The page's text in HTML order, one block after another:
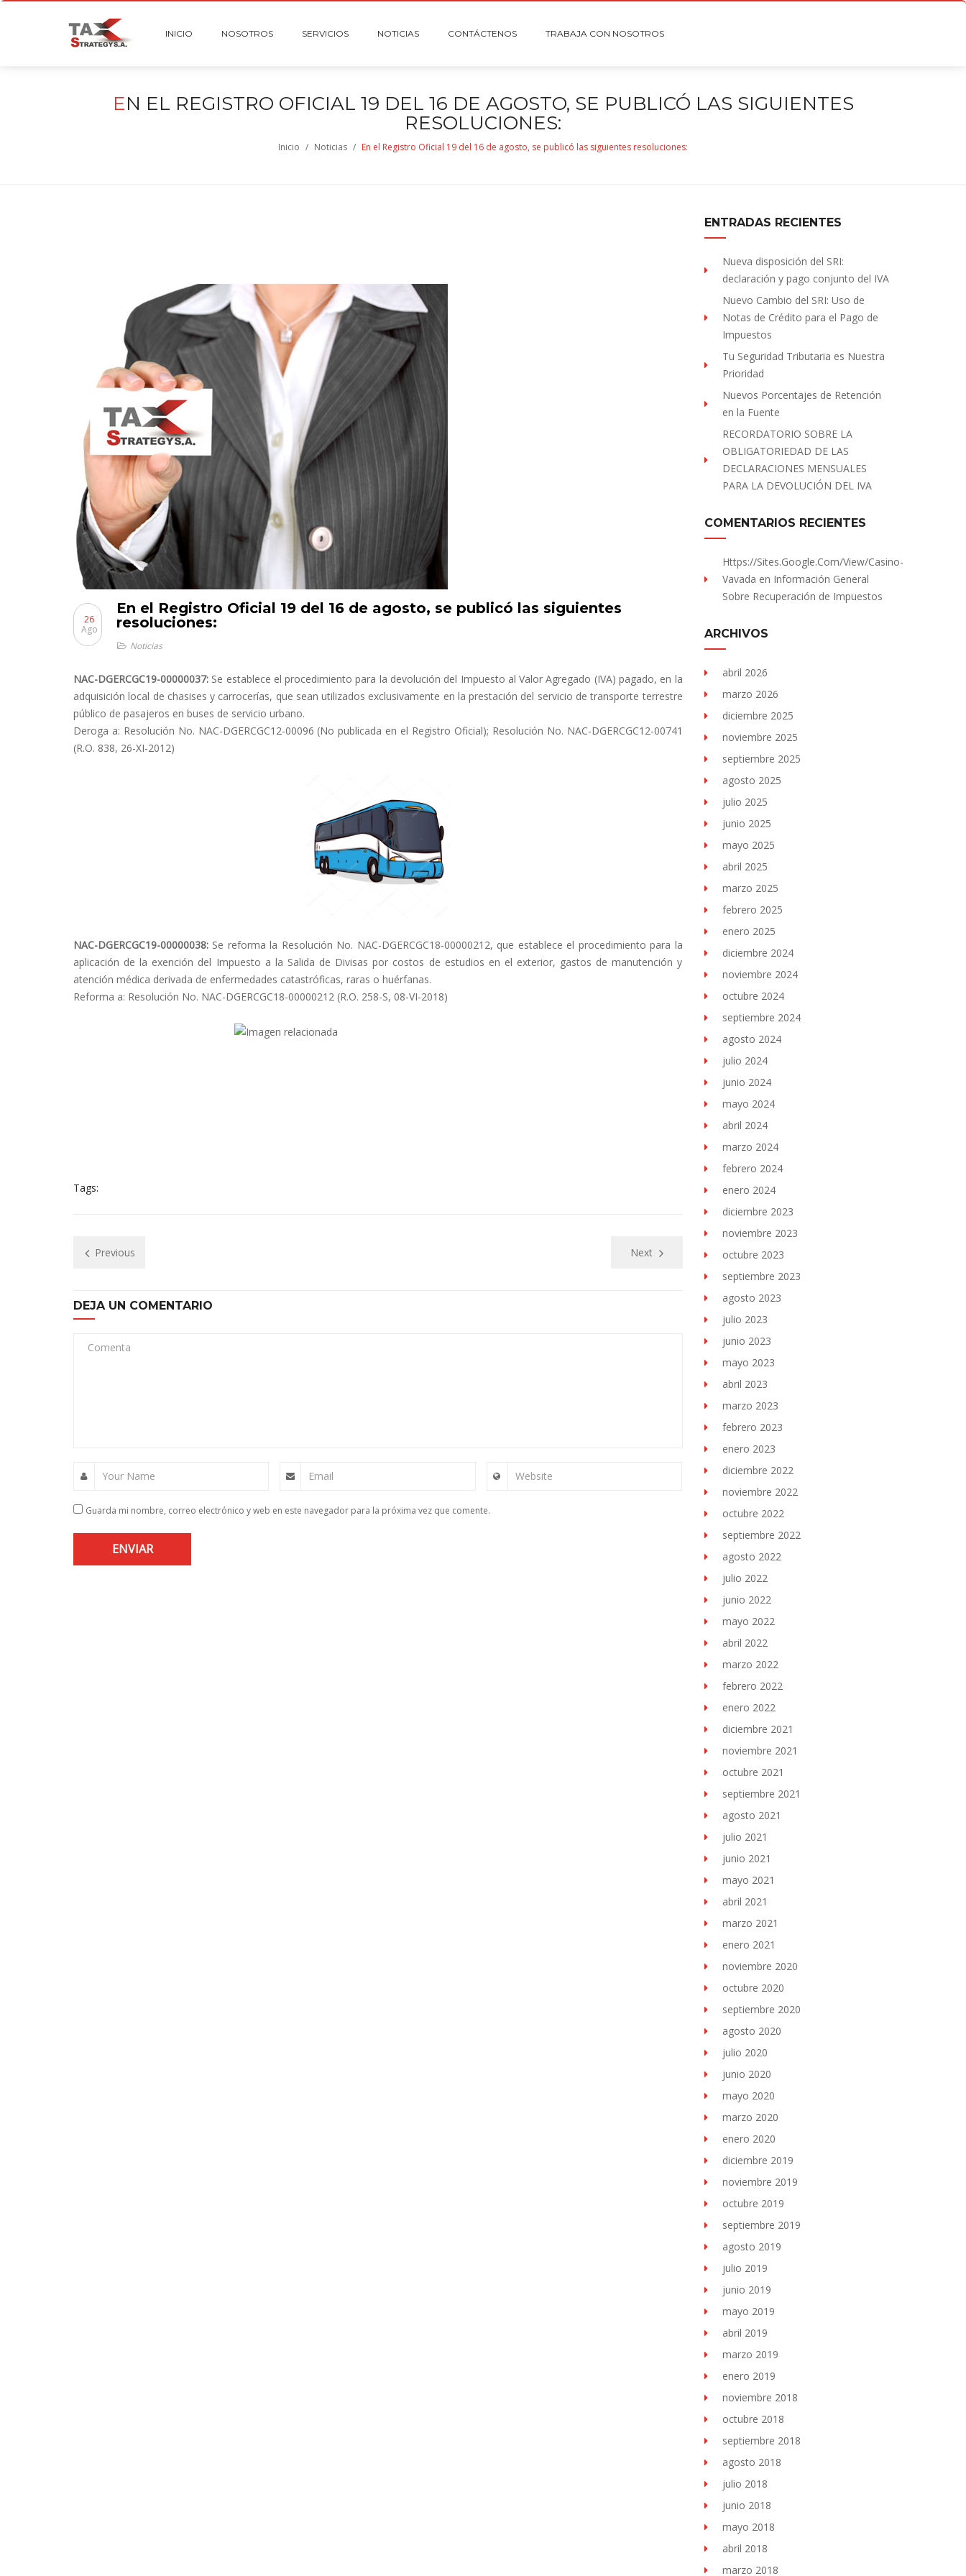
INICIO NOSOTROS SERVICIOS NOTICIAS CONTÁCTENOS TRABAJA CON NOSOTROS
EN EL REGISTRO OFICIAL 19 DEL 16 DE AGOSTO, SE PUBLICÓ LAS SIGUIENTES
RESOLUCIONES:
Inicio / Noticias / En el Registro Oficial 19 del 16 de agosto, se publicó las siguientes resoluciones:
En el Registro Oficial 19 del 16 de agosto, se publicó las siguientes
resoluciones:
26
Ago
Noticias
NAC-DGERCGC19-00000037: Se establece el procedimiento para la devolución del Impuesto al Valor Agregado (IVA) pagado, en la
adquisición local de chasises y carrocerías, que sean utilizados exclusivamente en la prestación del servicio de transporte terrestre
público de pasajeros en buses de servicio urbano.
Deroga a: Resolución No. NAC-DGERCGC12-00096 (No publicada en el Registro Oficial); Resolución No. NAC-DGERCGC12-00741
(R.O. 838, 26-XI-2012)
NAC-DGERCGC19-00000038: Se reforma la Resolución No. NAC-DGERCGC18-00000212, que establece el procedimiento para la
aplicación de la exención del Impuesto a la Salida de Divisas por costos de estudios en el exterior, gastos de manutención y
atención médica derivada de enfermedades catastróficas, raras o huérfanas.
Reforma a: Resolución No. NAC-DGERCGC18-00000212 (R.O. 258-S, 08-VI-2018)
Tags:
Previous Next
DEJA UN COMENTARIO
Comenta
Your Name Email Website
Guarda mi nombre, correo electrónico y web en este navegador para la próxima vez que comente.
ENTRADAS RECIENTES
Nueva disposición del SRI:
declaración y pago conjunto del IVA
Nuevo Cambio del SRI: Uso de
Notas de Crédito para el Pago de
Impuestos
Tu Seguridad Tributaria es Nuestra
Prioridad
Nuevos Porcentajes de Retención
en la Fuente
RECORDATORIO SOBRE LA
OBLIGATORIEDAD DE LAS
DECLARACIONES MENSUALES
PARA LA DEVOLUCIÓN DEL IVA
COMENTARIOS RECIENTES
Https://sites.Google.com/view/Casino-
Vavada en Información General
Sobre Recuperación de Impuestos
ARCHIVOS
abril 2026
marzo 2026
diciembre 2025
noviembre 2025
septiembre 2025
agosto 2025
julio 2025
junio 2025
mayo 2025
abril 2025
marzo 2025
febrero 2025
enero 2025
diciembre 2024
noviembre 2024
octubre 2024
septiembre 2024
agosto 2024
julio 2024
junio 2024
mayo 2024
abril 2024
marzo 2024
febrero 2024
enero 2024
diciembre 2023
noviembre 2023
octubre 2023
septiembre 2023
agosto 2023
julio 2023
junio 2023
mayo 2023
abril 2023
marzo 2023
febrero 2023
enero 2023
diciembre 2022
noviembre 2022
octubre 2022
septiembre 2022
agosto 2022
julio 2022
junio 2022
mayo 2022
abril 2022
marzo 2022
febrero 2022
enero 2022
diciembre 2021
noviembre 2021
octubre 2021
septiembre 2021
agosto 2021
julio 2021
junio 2021
mayo 2021
abril 2021
marzo 2021
enero 2021
noviembre 2020
octubre 2020
septiembre 2020
agosto 2020
julio 2020
junio 2020
mayo 2020
marzo 2020
enero 2020
diciembre 2019
noviembre 2019
octubre 2019
septiembre 2019
agosto 2019
julio 2019
junio 2019
mayo 2019
abril 2019
marzo 2019
enero 2019
noviembre 2018
octubre 2018
septiembre 2018
agosto 2018
julio 2018
junio 2018
mayo 2018
abril 2018
marzo 2018